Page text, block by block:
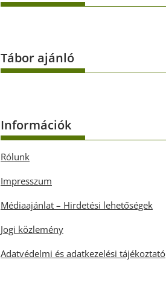
Tábor ajánló
Információk
Rólunk
Impresszum
Médiaajánlat – Hirdetési lehetőségek
Jogi közlemény
Adatvédelmi és adatkezelési tájékoztató